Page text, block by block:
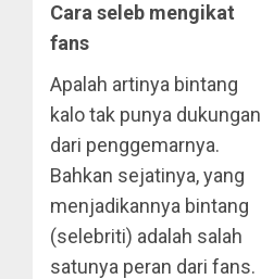
Cara seleb mengikat
fans
Apalah artinya bintang
kalo tak punya dukungan
dari penggemarnya.
Bahkan sejatinya, yang
menjadikannya bintang
(selebriti) adalah salah
satunya peran dari fans.